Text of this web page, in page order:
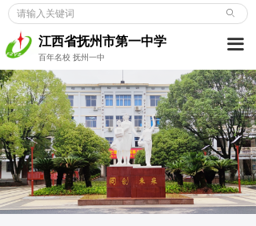
江西省抚州市第一中学
百年名校 抚州一中
ꄙ
끀
首页
学校概况
新闻动态
党建博览
教师发展
学生成长